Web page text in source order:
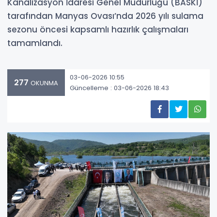
Kanalizasyon İdaresi Genel Müdürlüğü (BASKİ)
tarafından Manyas Ovası’nda 2026 yılı sulama
sezonu öncesi kapsamlı hazırlık çalışmaları
tamamlandı.
277 OKUNMA
03-06-2026 10:55
Güncelleme : 03-06-2026 18:43